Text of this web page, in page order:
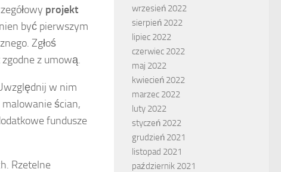
projekt
być pierwszym
Zgłoś
z umową.
w nim
ścian,
fundusze
Rzetelne
wrzesień 2022
sierpień 2022
lipiec 2022
czerwiec 2022
maj 2022
kwiecień 2022
marzec 2022
luty 2022
styczeń 2022
grudzień 2021
listopad 2021
październik 2021